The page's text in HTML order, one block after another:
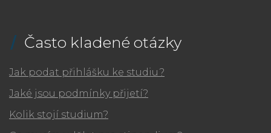
Často kladené otázky
Jak podat přihlášku ke studiu?
Jaké jsou podmínky přijetí?
Kolik stojí studium?